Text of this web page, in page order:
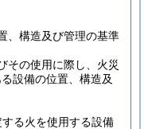
、構造及び管理の基準
その使用に際し、火災
設備の位置、構造及
る火を使用する設備